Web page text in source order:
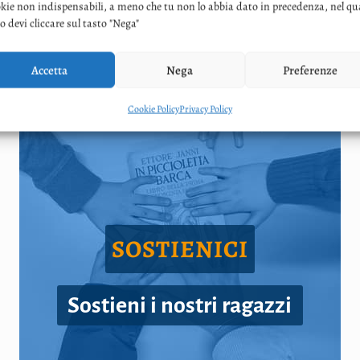
non indispensabili, a meno che tu non lo abbia dato in precedenza, nel
devi cliccare sul tasto "Nega"
Accetta Nega Preferenze
Cookie PolicyPrivacy Policy
SOSTIENICI
Sostieni i nostri ragazzi